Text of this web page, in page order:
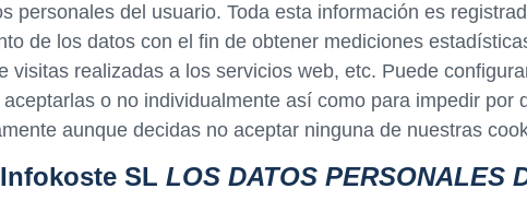
personales del usuario. Toda esta información es
de los datos con el fin de obtener mediciones
visitas realizadas a los servicios web, etc. Puede
o no individualmente así como para impedir por
aunque decidas no aceptar ninguna de nuestras
Infokoste SL LOS DATOS PERSONALES